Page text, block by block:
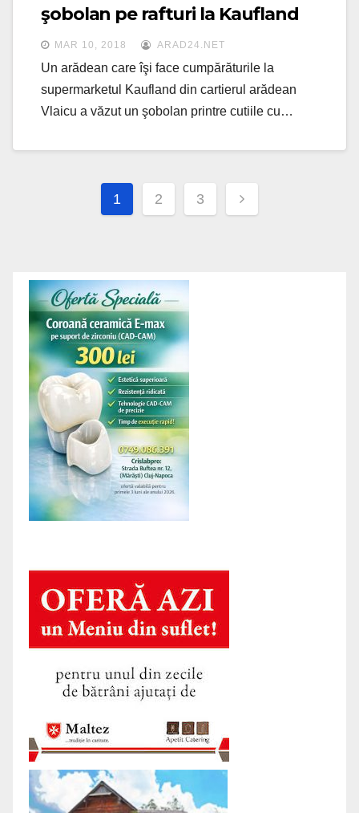
şobolan pe rafturi la Kaufland
MAR 10, 2018 ARAD24.NET
Un arădean care îşi face cumpărăturile la
supermarketul Kaufland din cartierul arădean
Vlaicu a văzut un şobolan printre cutiile cu…
Posts
navigation
1 2 3